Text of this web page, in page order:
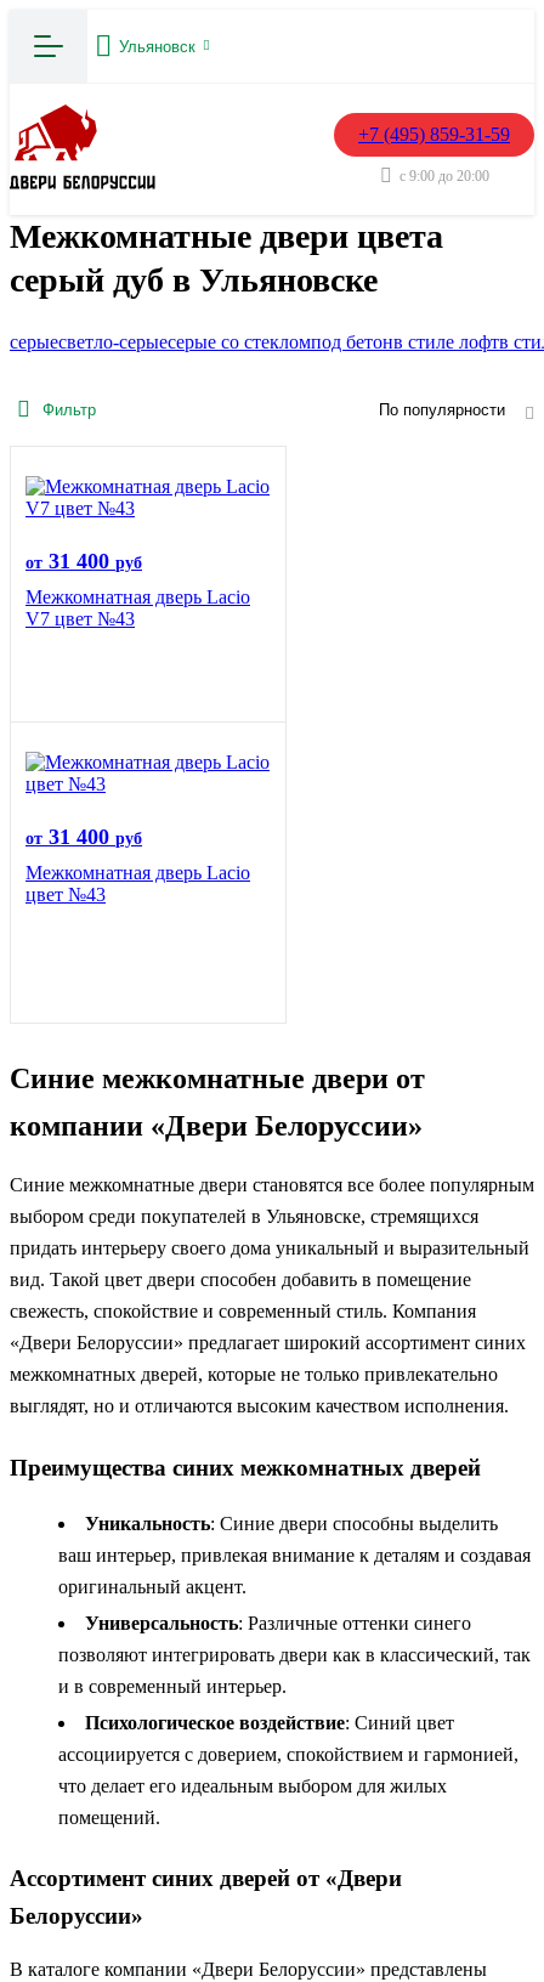
Ульяновск
+7 (495) 859-31-59
с 9:00 до 20:00
Межкомнатные двери цвета
серый дуб в Ульяновске
серыесветло-серыесерые со стекломпод бетонв стиле лофтв
Фильтр По популярности
от 31 400 руб
Межкомнатная дверь Lacio
V7 цвет №43
от 31 400 руб
Межкомнатная дверь Lacio
цвет №43
Синие межкомнатные двери от
компании «Двери Белоруссии»
Синие межкомнатные двери становятся все более популярным
выбором среди покупателей в Ульяновске, стремящихся
придать интерьеру своего дома уникальный и выразительный
вид. Такой цвет двери способен добавить в помещение
свежесть, спокойствие и современный стиль. Компания
«Двери Белоруссии» предлагает широкий ассортимент синих
межкомнатных дверей, которые не только привлекательно
выглядят, но и отличаются высоким качеством исполнения.
Преимущества синих межкомнатных дверей
Уникальность: Синие двери способны выделить
ваш интерьер, привлекая внимание к деталям и создавая
оригинальный акцент.
Универсальность: Различные оттенки синего
позволяют интегрировать двери как в классический, так
и в современный интерьер.
Психологическое воздействие: Синий цвет
ассоциируется с доверием, спокойствием и гармонией,
что делает его идеальным выбором для жилых
помещений.
Ассортимент синих дверей от «Двери
Белоруссии»
В каталоге компании «Двери Белоруссии» представлены